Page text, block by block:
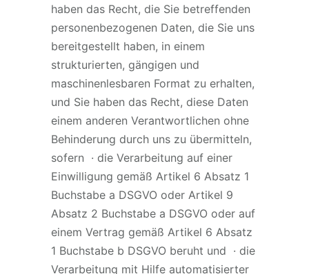
haben das Recht, die Sie betreffenden
personenbezogenen Daten, die Sie uns
bereitgestellt haben, in einem
strukturierten, gängigen und
maschinenlesbaren Format zu erhalten,
und Sie haben das Recht, diese Daten
einem anderen Verantwortlichen ohne
Behinderung durch uns zu übermitteln,
sofern · die Verarbeitung auf einer
Einwilligung gemäß Artikel 6 Absatz 1
Buchstabe a DSGVO oder Artikel 9
Absatz 2 Buchstabe a DSGVO oder auf
einem Vertrag gemäß Artikel 6 Absatz
1 Buchstabe b DSGVO beruht und · die
Verarbeitung mit Hilfe automatisierter